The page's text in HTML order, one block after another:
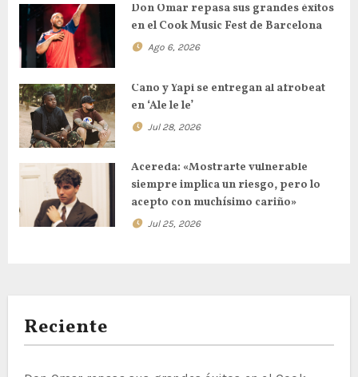
Don Omar repasa sus grandes éxitos
en el Cook Music Fest de Barcelona
Ago 6, 2026
Cano y Yapi se entregan al afrobeat
en ‘Ale le le’
Jul 28, 2026
Acereda: «Mostrarte vulnerable
siempre implica un riesgo, pero lo
acepto con muchísimo cariño»
Jul 25, 2026
Reciente